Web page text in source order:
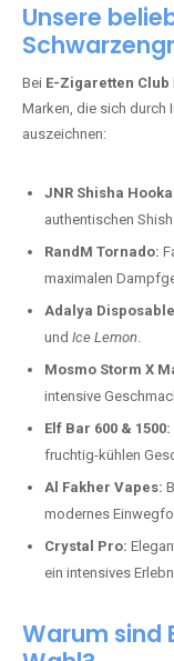
Unsere
Bei E-Zigaretten Club
Marken, die sich durch
auszeichnen:
JNR Shisha
authentischen
RandM Tornado:
maximalen
Adalya
und Ice Lemon.
Mosmo Storm X
intensive
Elf Bar 600 & 1500:
fruchtig-kühlen
Al Fakher Vapes:
modernes
Crystal Pro:
ein intensives
Warum sind